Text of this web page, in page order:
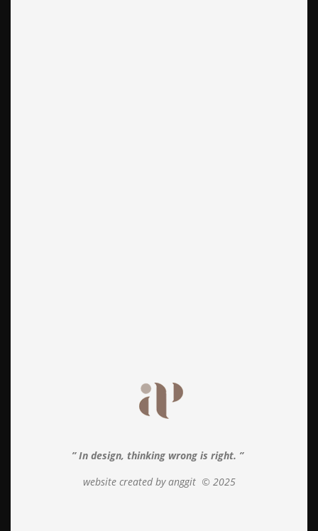
” In design, thinking wrong is right. ”
website created by anggit © 2025